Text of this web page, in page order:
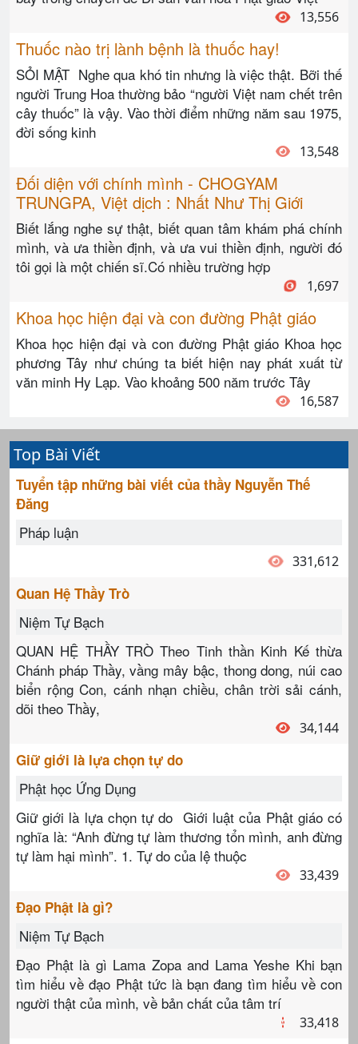
13,556
Thuốc nào trị lành bệnh là thuốc hay!
SỎI MẬT Nghe qua khó tin nhưng là việc thật. Bỡi thế
người Trung Hoa thường bảo “người Việt nam chết trên
cây thuốc” là vậy. Vào thời điểm những năm sau 1975,
đời sống kinh
13,548
Đối diện với chính mình - CHOGYAM
TRUNGPA, Việt dịch : Nhất Như Thị Giới
Biết lắng nghe sự thật, biết quan tâm khám phá chính
mình, và ưa thiền định, và ưa vui thiền định, người đó
tôi gọi là một chiến sĩ.Có nhiều trường hợp
1,697
Khoa học hiện đại và con đường Phật giáo
Khoa học hiện đại và con đường Phật giáo Khoa học
phương Tây như chúng ta biết hiện nay phát xuất từ
văn minh Hy Lạp. Vào khoảng 500 năm trước Tây
16,587
Top Bài Viết
Tuyển tập những bài viết của thầy Nguyễn Thế
Đăng
Pháp luận
331,612
Quan Hệ Thầy Trò
Niệm Tự Bạch
QUAN HỆ THẦY TRÒ Theo Tinh thần Kinh Kế thừa
Chánh pháp Thầy, vầng mây bậc, thong dong, núi cao
biển rộng Con, cánh nhạn chiều, chân trời sải cánh,
dõi theo Thầy,
34,144
Giữ giới là lựa chọn tự do
Phật học Ứng Dụng
Giữ giới là lựa chọn tự do Giới luật của Phật giáo có
nghĩa là: “Anh đừng tự làm thương tổn mình, anh đừng
tự làm hại mình”. 1. Tự do của lệ thuộc
33,439
Đạo Phật là gì?
Niệm Tự Bạch
Đạo Phật là gì Lama Zopa and Lama Yeshe Khi bạn
tìm hiểu về đạo Phật tức là bạn đang tìm hiểu về con
người thật của mình, về bản chất của tâm trí
33,418